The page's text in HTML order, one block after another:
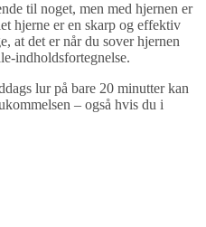
til noget, men med hjernen er
hjerne er en skarp og effektiv
at det er når du sover hjernen
indholdsfortegnelse.
lur på bare 20 minutter kan
– også hvis du i